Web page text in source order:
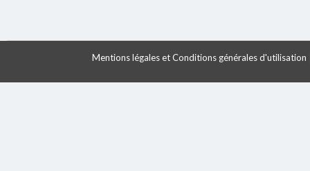
Mentions légales et Conditions générales d'utilisation